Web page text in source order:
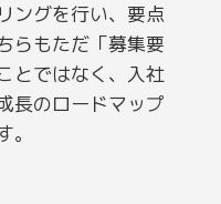
ングを行い、要点
らもただ「募集要
とではなく、入社
長のロードマップ